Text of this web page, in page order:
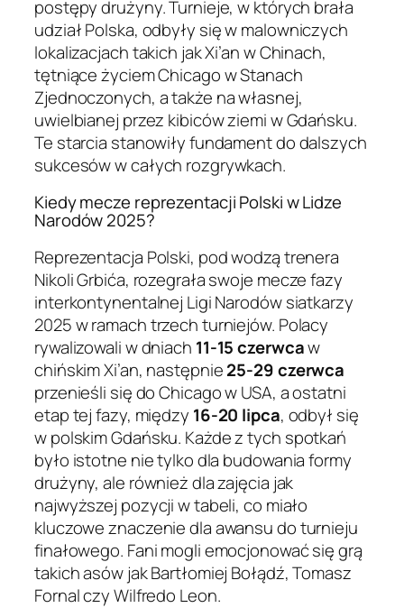
postępy drużyny. Turnieje, w których brała
udział Polska, odbyły się w malowniczych
lokalizacjach takich jak Xi’an w Chinach,
tętniące życiem Chicago w Stanach
Zjednoczonych, a także na własnej,
uwielbianej przez kibiców ziemi w Gdańsku.
Te starcia stanowiły fundament do dalszych
sukcesów w całych rozgrywkach.
Kiedy mecze reprezentacji Polski w Lidze
Narodów 2025?
Reprezentacja Polski, pod wodzą trenera
Nikoli Grbića, rozegrała swoje mecze fazy
interkontynentalnej Ligi Narodów siatkarzy
2025 w ramach trzech turniejów. Polacy
rywalizowali w dniach 11-15 czerwcaw
chińskim Xi’an, następnie25-29 czerwca
przenieśli się do Chicago w USA, a ostatni
etap tej fazy, między 16-20 lipca, odbył się
w polskim Gdańsku. Każde z tych spotkań
było istotne nie tylko dla budowania formy
drużyny, ale również dla zajęcia jak
najwyższej pozycji w tabeli, co miało
kluczowe znaczenie dla awansu do turnieju
finałowego. Fani mogli emocjonować się grą
takich asów jak Bartłomiej Bołądź, Tomasz
Fornal czy Wilfredo Leon.